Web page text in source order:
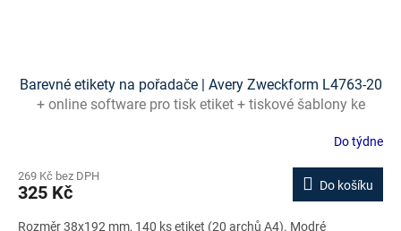
Barevné etikety na pořadače | Avery Zweckform L4763-20
+ online software pro tisk etiket + tiskové šablony ke
Do týdne
269 Kč bez DPH
325 Kč Do košíku
Rozměr 38x192 mm, 140 ks etiket (20 archů A4). Modré